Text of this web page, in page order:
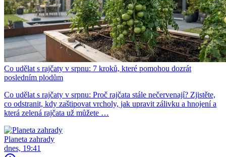
Co udělat s rajčaty v srpnu: 7 kroků, které pomohou dozrát
posledním plodům
Co udělat s rajčaty v srpnu: Proč rajčata stále nečervenají? Zjistěte,
co odstranit, kdy zaštipovat vrcholy, jak upravit zálivku a hnojení a
která zelená rajčata už můžete …
Planeta zahrady
dnes, 19:41